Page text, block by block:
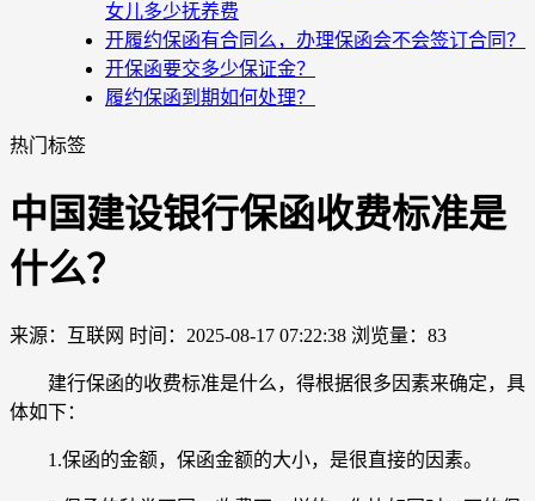
女儿多少抚养费
开履约保函有合同么，办理保函会不会签订合同？
开保函要交多少保证金？
履约保函到期如何处理？
热门标签
中国建设银行保函收费标准是
什么？
来源：互联网 时间：2025-08-17 07:22:38 浏览量：83
建行保函的收费标准是什么，得根据很多因素来确定，具
体如下：
1.保函的金额，保函金额的大小，是很直接的因素。